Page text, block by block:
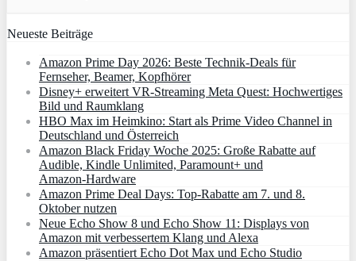
Neueste Beiträge
Amazon Prime Day 2026: Beste Technik-Deals für
Fernseher, Beamer, Kopfhörer
Disney+ erweitert VR‑Streaming Meta Quest: Hochwertiges
Bild und Raumklang
HBO Max im Heimkino: Start als Prime Video Channel in
Deutschland und Österreich
Amazon Black Friday Woche 2025: Große Rabatte auf
Audible, Kindle Unlimited, Paramount+ und
Amazon‑Hardware
Amazon Prime Deal Days: Top-Rabatte am 7. und 8.
Oktober nutzen
Neue Echo Show 8 und Echo Show 11: Displays von
Amazon mit verbessertem Klang und Alexa
Amazon präsentiert Echo Dot Max und Echo Studio